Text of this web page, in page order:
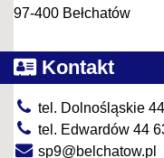
97-400 Bełchatów
Kontakt
tel. Dolnośląskie
tel. Edwardów 44
sp9@belchatow.pl